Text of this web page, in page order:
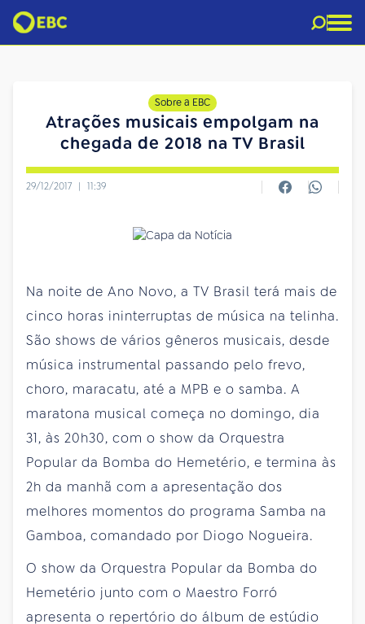
Sobre a EBC
Atrações musicais empolgam na
chegada de 2018 na TV Brasil
29/12/2017 | 11:39
Na noite de Ano Novo, a TV Brasil terá mais de
cinco horas ininterruptas de música na telinha.
São shows de vários gêneros musicais, desde
música instrumental passando pelo frevo,
choro, maracatu, até a MPB e o samba. A
maratona musical começa no domingo, dia
31, às 20h30, com o show da Orquestra
Popular da Bomba do Hemetério, e termina às
2h da manhã com a apresentação dos
melhores momentos do programa Samba na
Gamboa, comandado por Diogo Nogueira.
O show da Orquestra Popular da Bomba do
Hemetério junto com o Maestro Forró
apresenta o repertório do álbum de estúdio